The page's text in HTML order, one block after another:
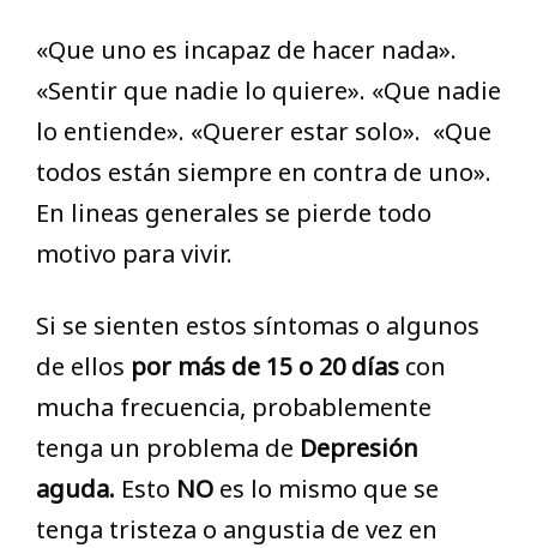
«Que uno es incapaz de hacer nada».
«Sentir que nadie lo quiere». «Que nadie
lo entiende». «Querer estar solo». «Que
todos están siempre en contra de uno».
En lineas generales se pierde todo
motivo para vivir.
Si se sienten estos síntomas o algunos
de ellos por más de 15 o 20 días con
mucha frecuencia, probablemente
tenga un problema de Depresión
aguda. Esto NO es lo mismo que se
tenga tristeza o angustia de vez en